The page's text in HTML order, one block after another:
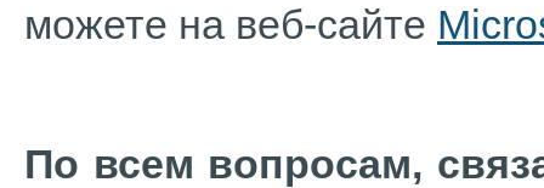
можете на веб-сайте
По всем вопросам,